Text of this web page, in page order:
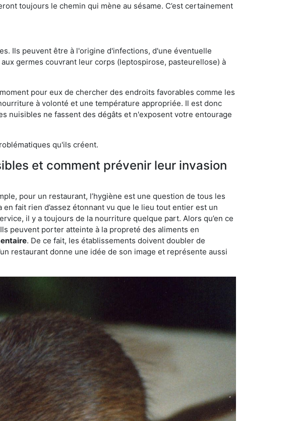
toujours le chemin qui mène au sésame. C’est certainement
Ils peuvent être à l'origine d'infections, d'une éventuelle
germes couvrant leur corps (leptospirose, pasteurellose) à
pour eux de chercher des endroits favorables comme les
à volonté et une température appropriée. Il est donc
nuisibles ne fassent des dégâts et n'exposent votre entourage
qu'ils créent.
et comment prévenir leur invasion
pour un restaurant, l’hygiène est une question de tous les
fait rien d’assez étonnant vu que le lieu tout entier est un
il y a toujours de la nourriture quelque part. Alors qu’en ce
peuvent porter atteinte à la propreté des aliments en
. De ce fait, les établissements doivent doubler de
restaurant donne une idée de son image et représente aussi